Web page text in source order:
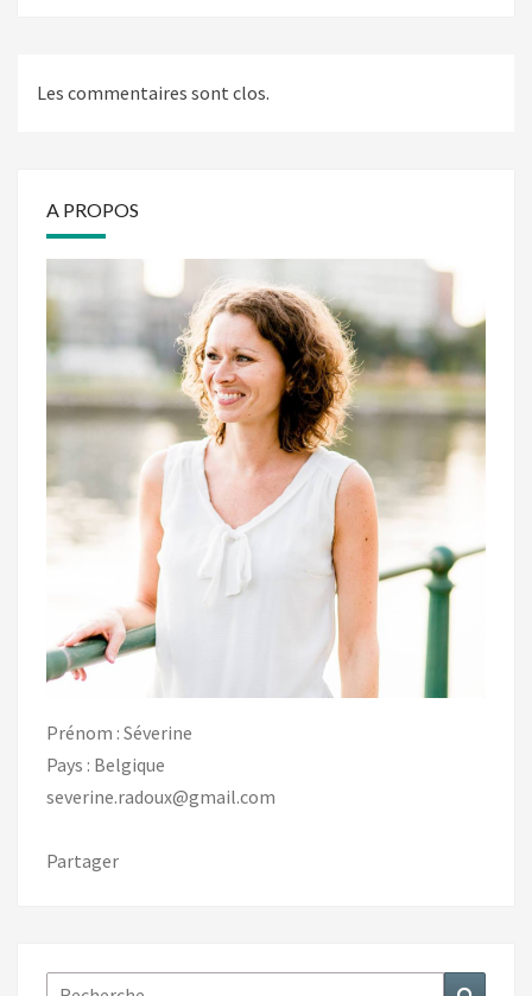
Les commentaires sont clos.
A PROPOS
Prénom : Séverine
Pays : Belgique
severine.radoux@gmail.com
Partager
Rechercher :